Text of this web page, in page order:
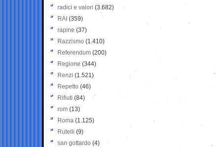
radici e valori (3.682)
RAI (359)
rapine (37)
Razzismo (1.410)
Referendum (200)
Regione (344)
Renzi (1.521)
Repetto (46)
Rifiuti (84)
rom (13)
Roma (1.125)
Rutelli (9)
san gottardo (4)